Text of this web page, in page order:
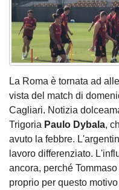
La Roma è tornata ad
vista del match di
Cagliari. Notizia
Trigoria Paulo Dybala,
avuto la febbre.
lavoro differenziato.
ancora, perché
proprio per questo